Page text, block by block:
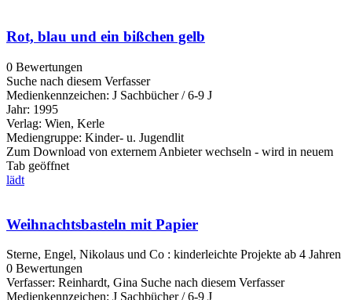
Rot, blau und ein bißchen gelb
0 Bewertungen
Suche nach diesem Verfasser
Medienkennzeichen: J Sachbücher / 6-9 J
Jahr: 1995
Verlag: Wien, Kerle
Mediengruppe: Kinder- u. Jugendlit
Zum Download von externem Anbieter wechseln - wird in neuem
Tab geöffnet
lädt
Weihnachtsbasteln mit Papier
Sterne, Engel, Nikolaus und Co : kinderleichte Projekte ab 4 Jahren
0 Bewertungen
Verfasser: Reinhardt, Gina Suche nach diesem Verfasser
Medienkennzeichen: J Sachbücher / 6-9 J